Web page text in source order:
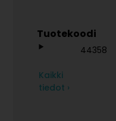
Tuotekoodi
44358
Kaikki
tiedot ›